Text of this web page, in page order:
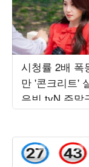
시청률 2배 폭
만 '콘크리트'
은빈 tvN 주말
락내리락 수